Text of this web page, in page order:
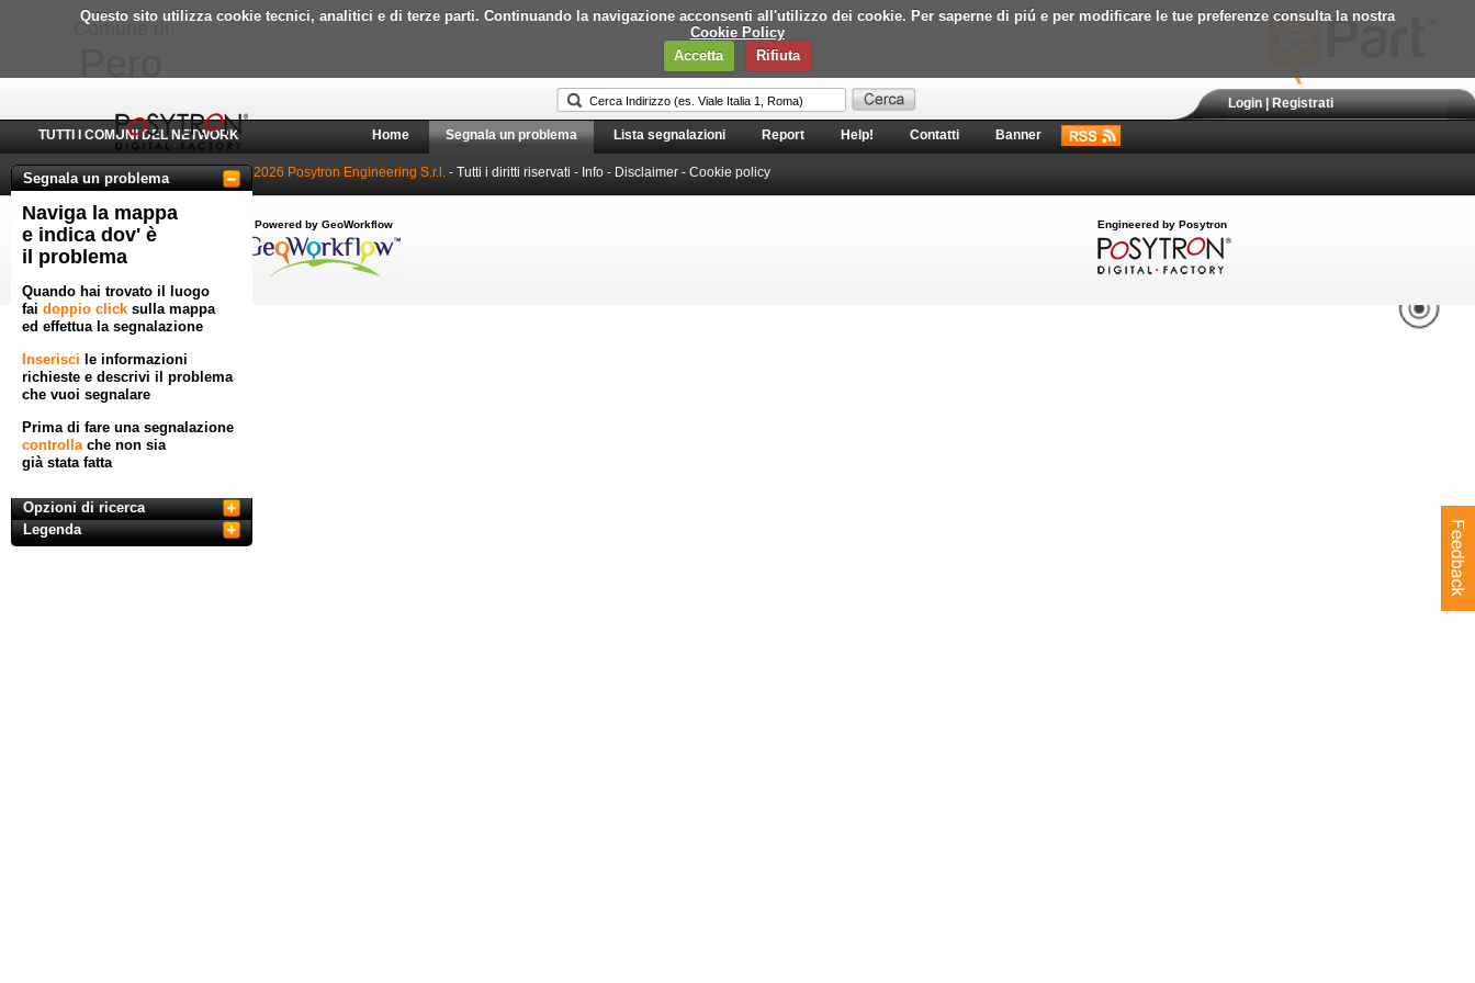
Questo sito utilizza cookie tecnici, analitici e di terze parti. Continuando la navigazione acconsenti all'utilizzo dei cookie. Per saperne di piú e per modificare le tue preferenze consulta la nostra
Cookie Policy
Accetta
Rifiuta
Comune di
Login|Registrati
TUTTI I COMUNI DEL NETWORK Home Segnala un problema Lista segnalazioni Report Help! Contatti Banner
Segnala un problema
Naviga la mappa
e indica dov' è
il problema
Quando hai trovato il luogo
fai doppio click sulla mappa
ed effettua la segnalazione
Inserisci le informazioni
richieste e descrivi il problema
che vuoi segnalare
Prima di fare una segnalazione
controllache non sia
già stata fatta
Opzioni di ricerca
Legenda
© 2010-2026 Posytron Engineering S.r.l. - Tutti i diritti riservati - Info - Disclaimer - Cookie policy
Powered by GeoWorkflow Engineered by Posytron